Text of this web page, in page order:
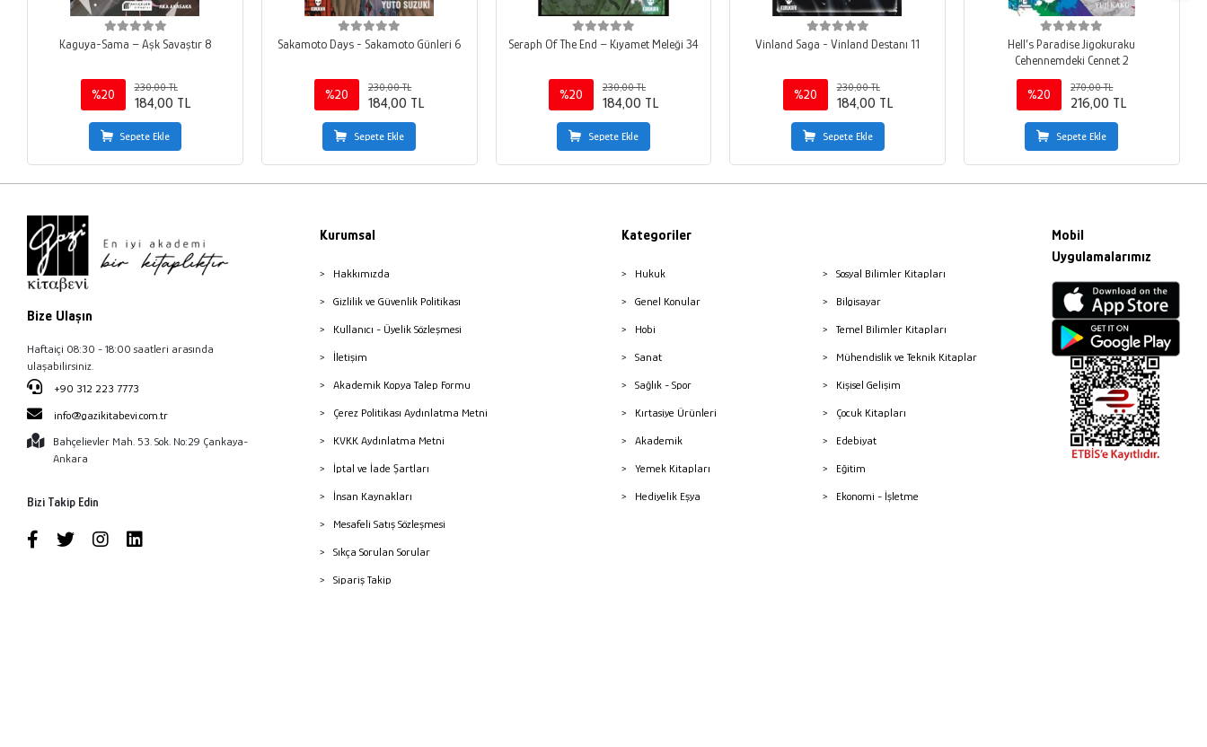
Kaguya-Sama – Aşk Savaştır 8
%20
230,00 TL
184,00 TL
Sepete Ekle
Sakamoto Days - Sakamoto Günleri 6
%20
230,00 TL
184,00 TL
Sepete Ekle
Seraph Of The End – Kıyamet Meleği 34
%20
230,00 TL
184,00 TL
Sepete Ekle
Vinland Saga - Vinland Destanı 11
%20
230,00 TL
184,00 TL
Sepete Ekle
Hell’s Paradise Jigokuraku
Cehennemdeki Cennet 2
%20
270,00 TL
216,00 TL
Sepete Ekle
Bize Ulaşın
Haftaiçi 08:30 - 18:00 saatleri arasında
ulaşabilirsiniz.
+90 312 223 7773
info@gazikitabevi.com.tr
Bahçelievler Mah. 53. Sok. No:29 Çankaya-
Ankara
Bizi Takip Edin
Kurumsal
Hakkımızda
Gizlilik ve Güvenlik Politikası
Kullanıcı - Üyelik Sözleşmesi
İletişim
Akademik Kopya Talep Formu
Çerez Politikası Aydınlatma Metni
KVKK Aydınlatma Metni
İptal ve İade Şartları
İnsan Kaynakları
Mesafeli Satış Sözleşmesi
Sıkça Sorulan Sorular
Sipariş Takip
Kategoriler
Hukuk
Genel Konular
Hobi
Sanat
Sağlık - Spor
Kırtasiye Ürünleri
Akademik
Yemek Kitapları
Hediyelik Eşya
Sosyal Bilimler Kitapları
Bilgisayar
Temel Bilimler Kitapları
Mühendislik ve Teknik Kitaplar
Kişisel Gelişim
Çocuk Kitapları
Edebiyat
Eğitim
Ekonomi - İşletme
Mobil
Uygulamalarımız